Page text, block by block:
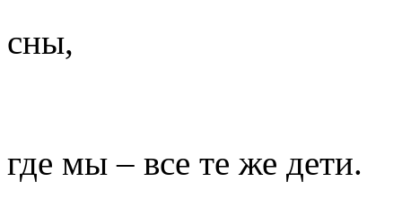
сны,
где мы – все те же дети.